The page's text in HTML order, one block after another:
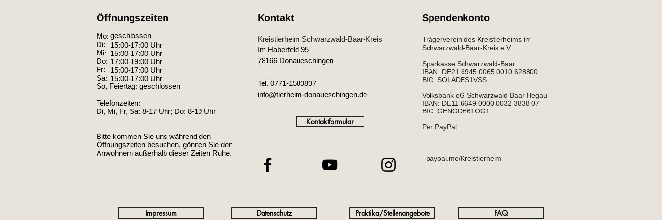
geschlossen
15:00-17:00 Uhr
15:00-17:00 Uhr
17:00-19:00 Uhr
15:00-17:00 Uhr
15:00-17:00 Uhr
Öffnungszeiten
Mo:
Di:
Mi:
Do:
Fr:
Sa:
So, Feiertag: geschlossen
Telefonzeiten:
Di, Mi, Fr, Sa: 8-17 Uhr; Do: 8-19 Uhr
Bitte kommen Sie uns während den
Öffnungszeiten besuchen, gönnen Sie den
Anwohnern außerhalb dieser Zeiten Ruhe.
Kontakt
Kreistierheim Schwarzwald-Baar-Kreis
Im Haberfeld 95
78166 Donaueschingen
Tel. 0771-1589897
info@tierheim-donaueschingen.de
Kontaktformular
Spendenkonto
Trägerverein des Kreistierheims im
Schwarzwald-Baar-Kreis e.V.​​
Sparkasse Schwarzwald-Baar
IBAN: DE21 6945 0065 0010 628800
BIC: SOLADES1VSS
Volksbank eG Schwarzwald Baar Hegau
IBAN: DE11 6649 0000 0032 3838 07
BIC: GENODE61OG1​
Per PayPal:
paypal.me/Kreistierheim
Impressum Datenschutz Praktika/Stellenangebote FAQ